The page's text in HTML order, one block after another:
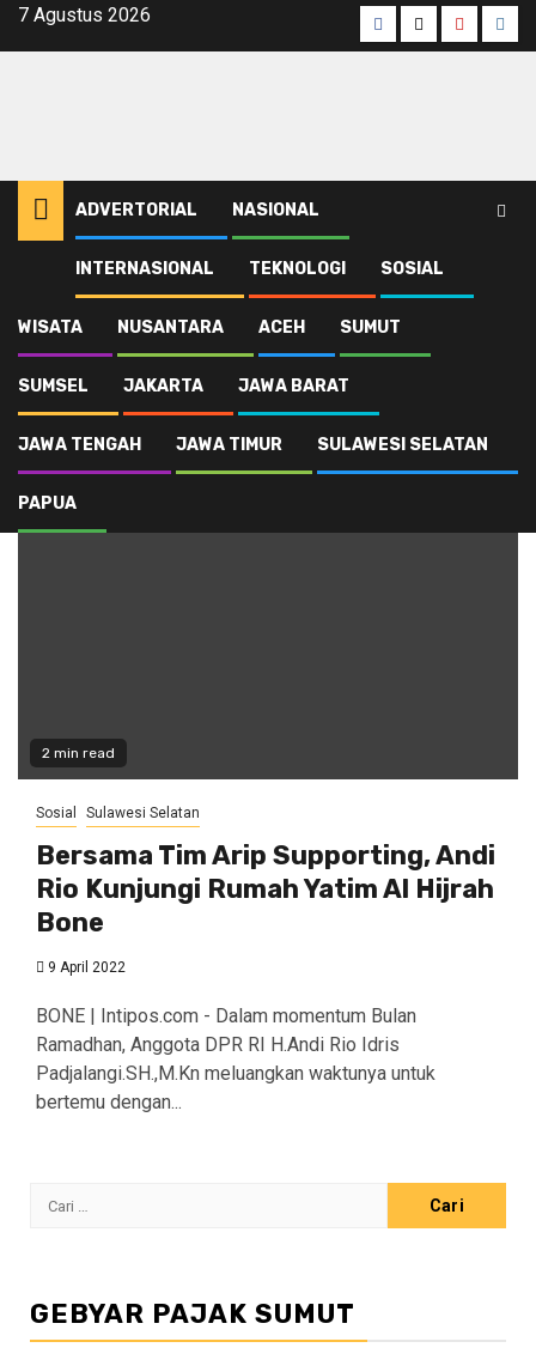
Skip7 Agustus 2026 Facebook
TwitterYoutube
ADVERTORIAL NASIONAL
INTERNASIONAL TEKNOLOGI SOSIAL
WISATA NUSANTARA ACEH SUMUT
SUMSEL JAKARTA JAWA BARAT
JAWA TENGAH JAWA TIMUR SULAWESI SELATAN
PAPUA
Rumah Yatim Al Hijrah Bone
Rumah Yatim Al Hijrah
Bone
2 min read
Sosial Sulawesi Selatan
Bersama Tim Arip Supporting, Andi
Rio Kunjungi Rumah Yatim Al Hijrah
Bone
9 April 2022
BONE | Intipos.com - Dalam momentum Bulan
Ramadhan, Anggota DPR RI H.Andi Rio Idris
Padjalangi.SH.,M.Kn meluangkan waktunya untuk
bertemu dengan...
Cari
GEBYAR PAJAK SUMUT